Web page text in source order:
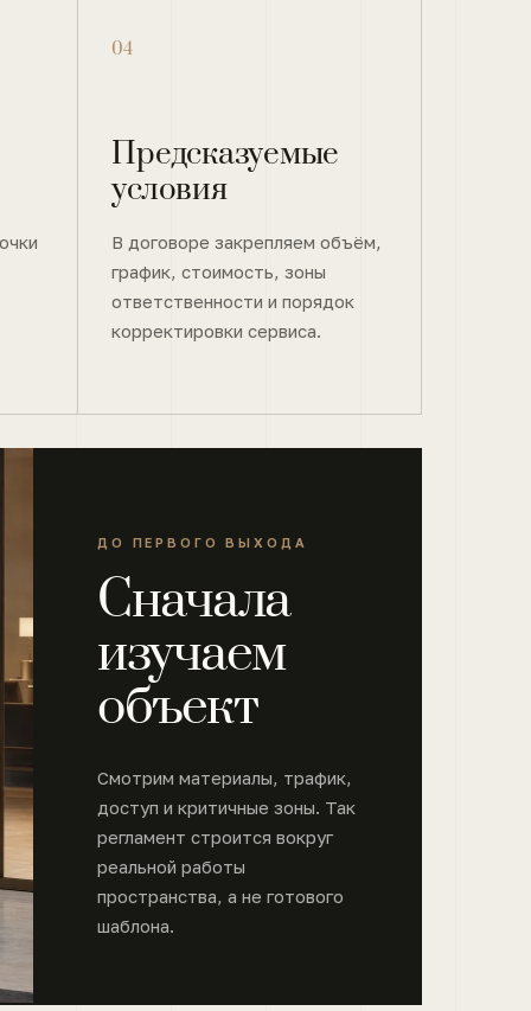
04
Предсказуемые
условия
В договоре закрепляем объём,
график, стоимость, зоны
ответственности и порядок
корректировки сервиса.
ДО ПЕРВОГО ВЫХОДА
Сначала
изучаем
объект
Смотрим материалы, трафик,
доступ и критичные зоны. Так
регламент строится вокруг
реальной работы
пространства, а не готового
шаблона.